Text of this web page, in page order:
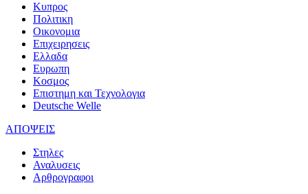
Κυπρος
Πολιτικη
Οικονομια
Επιχειρησεις
Ελλαδα
Ευρωπη
Κοσμος
Επιστημη και Τεχνολογια
Deutsche Welle
ΑΠΟΨΕΙΣ
Στηλες
Αναλυσεις
Αρθρογραφοι